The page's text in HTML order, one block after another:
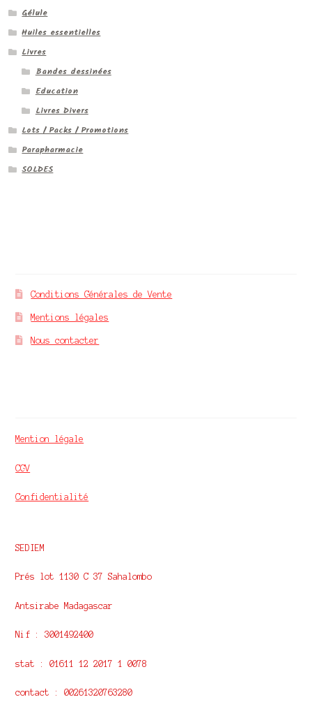
Gélule
Huiles essentielles
Livres
Bandes dessinées
Education
Livres Divers
Lots / Packs / Promotions
Parapharmacie
SOLDES
Conditions Générales de Vente
Mentions légales
Nous contacter
Mention légale
CGV
Confidentialité
SEDIEM
Prés lot 1130 C 37 Sahalombo
Antsirabe Madagascar
Nif : 3001492400
stat : 01611 12 2017 1 0078
contact : 00261320763280